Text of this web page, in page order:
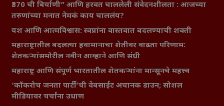
₹370 ची बिर्याणी” आणि हरवत चाललेली संवेदनशीलता : आजच्या
तरुणांच्या मनात नेमकं काय चाललंय?
यश आणि आत्मविश्वास: स्वप्नांना वास्तवात बदलण्याची शक्ती
महाराष्ट्रातील बदलत्या हवामानाचा शेतीवर वाढता परिणाम:
शेतकऱ्यांसमोरील नवीन आव्हाने आणि संधी
महाराष्ट्र आणि संपूर्ण भारतातील शेतकऱ्यांना मान्सूनचे महत्त्व
‘कॉकरोच जनता पार्टी’ची वेबसाईट अचानक डाउन; सोशल
मीडियावर चर्चांना उधाण